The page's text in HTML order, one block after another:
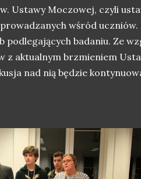
Ustawy Moczowej, czyli
wśród uczniów.
badaniu. Ze
z aktualnym brzmieniem
nad nią będzie